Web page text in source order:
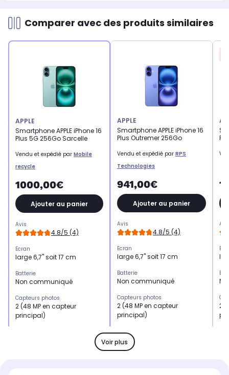
Comparer avec des produits similaires
APPLE
Smartphone APPLE iPhone 16
Plus 5G 256Go Sarcelle
Vendu et expédié par Mobile
recycle
1000,00€
Ajouter au panier
Avis
4.8/5 (4)
Ecran
large 6,7" soit 17 cm
Batterie
Non communiqué
Capteurs photos
2 (48 MP en capteur
principal)
APPLE
Smartphone APPLE iPhone 16
Plus Outremer 256Go
Vendu et expédié par RPS
Technologies
941,00€
Ajouter au panier
Avis
4.8/5 (4)
Ecran
large 6,7" soit 17 cm
Batterie
Non communiqué
Capteurs photos
2 (48 MP en capteur
principal)
Mémoire RAM
Non communiqué
2
Voir plus